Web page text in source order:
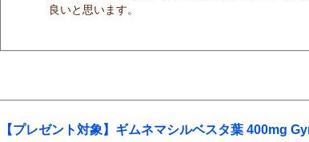
良いと思います。
【プレゼント対象】ギムネマシルベスタ葉 400mg